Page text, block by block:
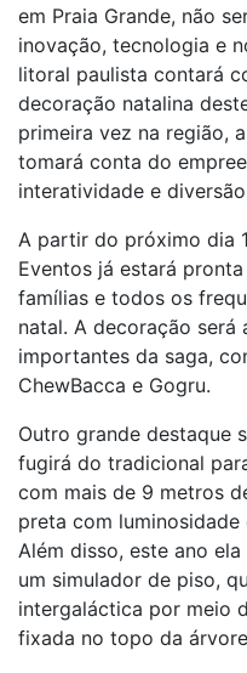
em Praia Grande, não
inovação, tecnologia e
litoral paulista contará
decoração natalina deste
primeira vez na região,
tomará conta do
interatividade e
A partir do próximo dia
Eventos já estará
famílias e todos os
natal. A decoração
importantes da saga,
ChewBacca e Gogru.
Outro grande destaque
fugirá do tradicional
com mais de 9 metros
preta com
Além disso, este ano
um simulador de piso,
intergaláctica por meio
fixada no topo da